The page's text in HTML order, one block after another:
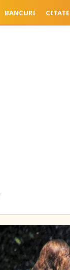
BANCURI CITATE